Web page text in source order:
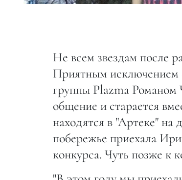
Не всем звездам после
Приятным исключением
группы Plazma
общение и старается
находятся в "Артеке" на
побережье приехала
конкурса. Чуть позже